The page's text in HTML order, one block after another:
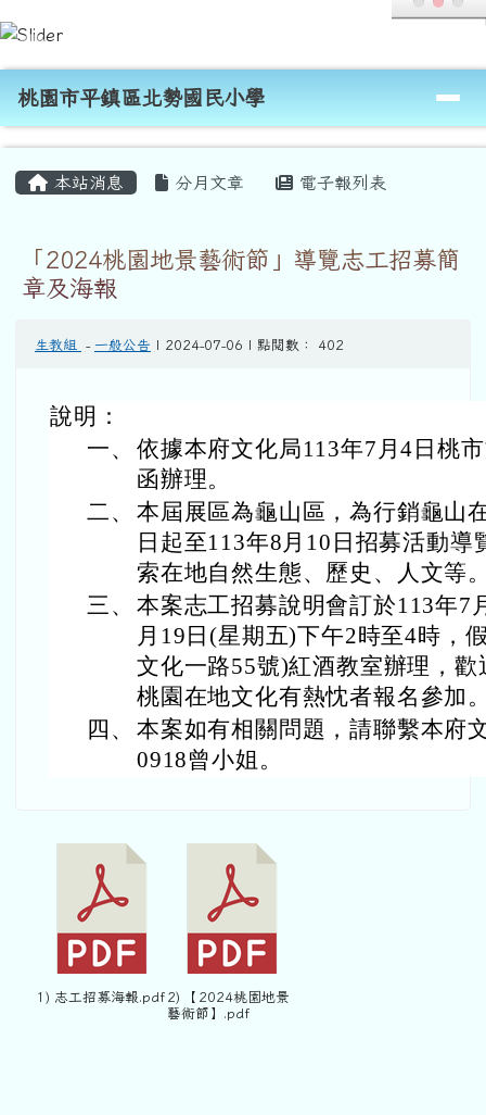
跳至主內容區
桃園市平鎮區北勢國民小學
導覽列
桃園市平鎮區北勢國民小學
本站消息 分月文章 電子報列表
「2024桃園地景藝術節」導覽志工招募簡
章及海報
生教組 - 一般公告 | 2024-07-06 | 點閱數： 402
說明：
一、 依據本府文化局113年7月4日桃
函辦理。
二、 本屆展區為龜山區，為行銷龜山
日起至113年8月10日招募活動
索在地自然生態、歷史、人文等
三、 本案志工招募說明會訂於113年7
月19日(星期五)下午2時至4時，
文化一路55號)紅酒教室辦理，
桃園在地文化有熱忱者報名參加
四、 本案如有相關問題，請聯繫本府
0918曾小姐。
1) 志工招募海報.pdf 2) 【2024桃園地景
藝術節】.pdf